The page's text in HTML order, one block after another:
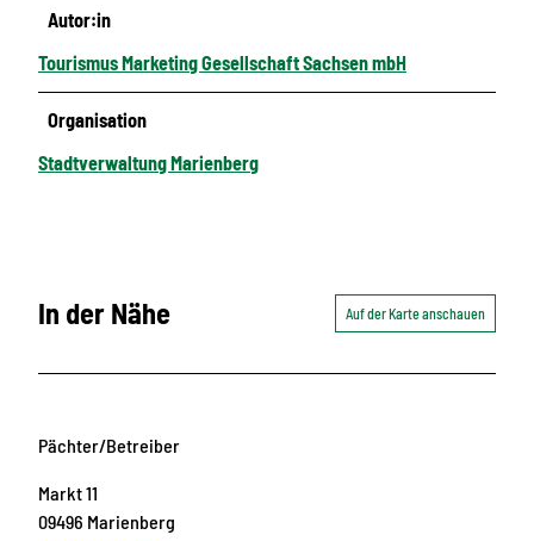
Autor:in
Tourismus Marketing Gesellschaft Sachsen mbH
Organisation
Stadtverwaltung Marienberg
In der Nähe Auf der Karte anschauen
Pächter/Betreiber
Markt 11
09496 Marienberg